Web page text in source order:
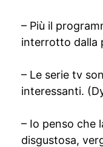
– Più il
interrotto dalla
– Le serie tv
interessanti.
– Io penso che
disgustosa,